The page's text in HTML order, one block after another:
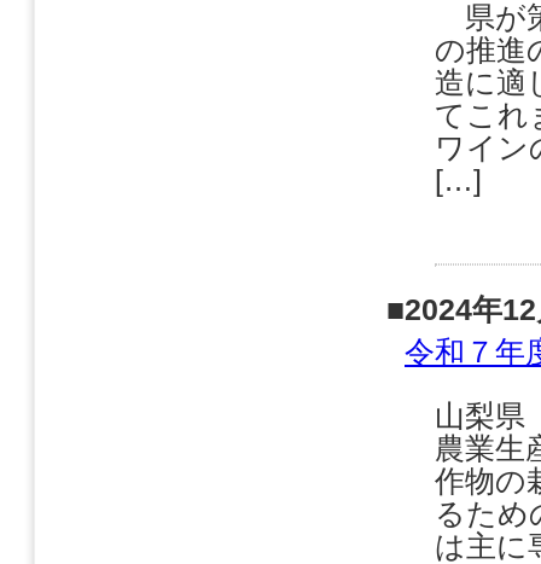
県が
の推進
造に適
てこれ
ワイン
[…]
■2024年
令和７年
山梨県
農業生
作物の
るため
は主に